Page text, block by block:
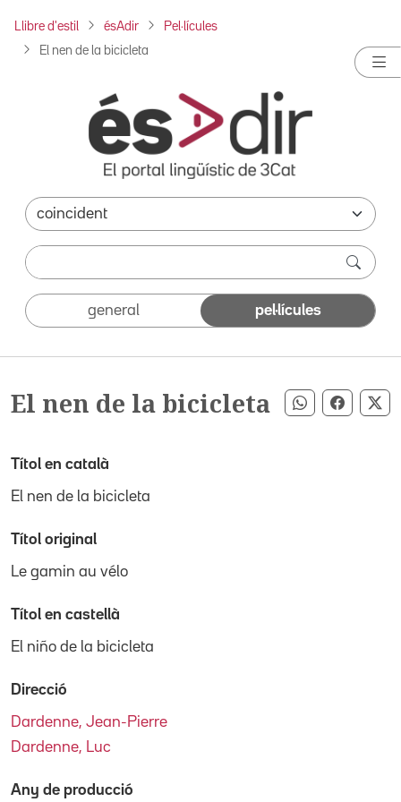
Llibre d'estil ésAdir Pel·lícules
El nen de la bicicleta
general pel·lícules
El nen de la bicicleta Compartir
Títol en català
El nen de la bicicleta
Títol original
Le gamin au vélo
Títol en castellà
El niño de la bicicleta
Direcció
Dardenne, Jean-Pierre
Dardenne, Luc
Any de producció